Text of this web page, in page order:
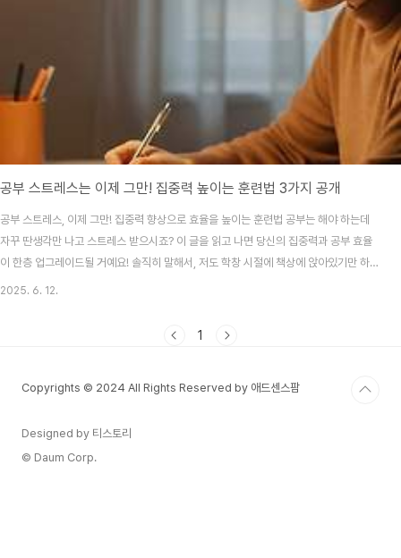
공부 스트레스는 이제 그만! 집중력 높이는 훈련법 3가지 공개
공부 스트레스, 이제 그만! 집중력 향상으로 효율을 높이는 훈련법 공부는 해야 하는데
자꾸 딴생각만 나고 스트레스 받으시죠? 이 글을 읽고 나면 당신의 집중력과 공부 효율
이 한층 업그레이드될 거예요! 솔직히 말해서, 저도 학창 시절에 책상에 앉아있기만 하면
왜 그렇게 잡생각이 많이 나던지! 😅 집중이 안 되니까 공부는 하기 싫고, 쌓여가는 양에
호소하는데, 그 이..
2025. 6. 12.
1
Copyrights © 2024 All Rights Reserved by 애드센스팜
Designed by 티스토리
© Daum Corp.